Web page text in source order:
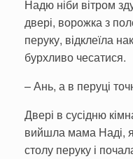
Надю ніби вітром
двері, ворожка з
перуку, відклеїла
бурхливо чесатися.
– Ань, а в перуці
Двері в сусідню
вийшла мама Наді,
столу перуку і